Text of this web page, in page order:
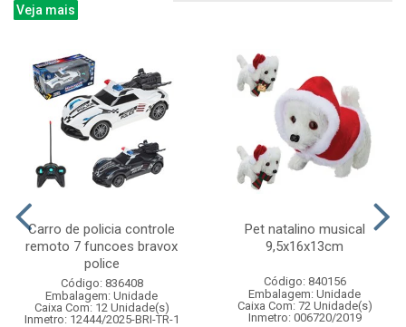
Veja mais
Carro de policia controle
remoto 7 funcoes bravox
police
Código: 836408
Embalagem: Unidade
Caixa Com: 12 Unidade(s)
Inmetro: 12444/2025-BRI-TR-1
Pet natalino musical
9,5x16x13cm
Código: 840156
Embalagem: Unidade
Caixa Com: 72 Unidade(s)
Inmetro: 006720/2019